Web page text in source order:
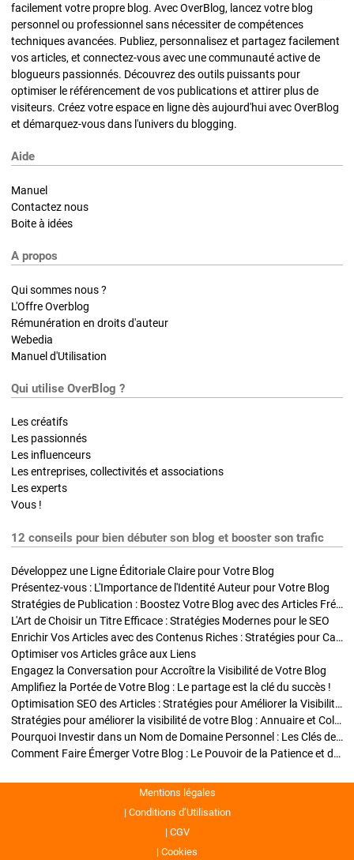
facilement votre propre blog. Avec OverBlog, lancez votre blog
personnel ou professionnel sans nécessiter de compétences
techniques avancées. Publiez, personnalisez et partagez facilement
vos articles, et connectez-vous avec une communauté active de
blogueurs passionnés. Découvrez des outils puissants pour
optimiser le référencement de vos publications et attirer plus de
visiteurs. Créez votre espace en ligne dès aujourd'hui avec OverBlog
et démarquez-vous dans l'univers du blogging.
Aide
Manuel
Contactez nous
Boite à idées
A propos
Qui sommes nous ?
L'Offre Overblog
Rémunération en droits d'auteur
Webedia
Manuel d'Utilisation
Qui utilise OverBlog ?
Les créatifs
Les passionnés
Les influenceurs
Les entreprises, collectivités et associations
Les experts
Vous !
12 conseils pour bien débuter son blog et booster son trafic
Développez une Ligne Éditoriale Claire pour Votre Blog
Présentez-vous : L'Importance de l'Identité Auteur pour Votre Blog
Stratégies de Publication : Boostez Votre Blog avec des Articles Fréquents et Exclusifs
L'Art de Choisir un Titre Efficace : Stratégies Modernes pour le SEO
Enrichir Vos Articles avec des Contenus Riches : Stratégies pour Captiver et Optimiser
Optimiser vos Articles grâce aux Liens
Engagez la Conversation pour Accroître la Visibilité de Votre Blog
Amplifiez la Portée de Votre Blog : Le partage est la clé du succès !
Optimisation SEO des Articles : Stratégies pour Améliorer la Visibilité de Votre Blog
Stratégies pour améliorer la visibilité de votre Blog : Annuaire et Collaborations
Pourquoi Investir dans un Nom de Domaine Personnel : Les Clés de la Réussite de Votre Blog
Comment Faire Émerger Votre Blog : Le Pouvoir de la Patience et de la Persévérance
Mentions légales
Conditions d’Utilisation
CGV
Cookies